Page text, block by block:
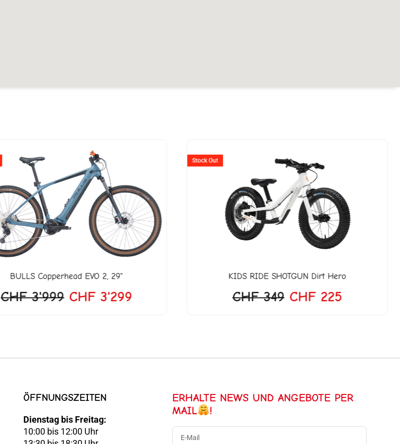
BULLSCopperhead EVO 2, 29"
CHF3'999
Preis
war:
CHF 3'999
CHF3'299
ist:
CHF 3'299.
Stock Out
KIDS RIDE SHOTGUN Dirt Hero
CHF349
Preis
war:
CHF 349
CHF225
CHF 225.
ÖFFNUNGSZEITEN
Dienstag bis Freitag:
10:00 bis 12:00 Uhr
ERHALTE NEWS UND ANGEBOTE PER
MAIL
!